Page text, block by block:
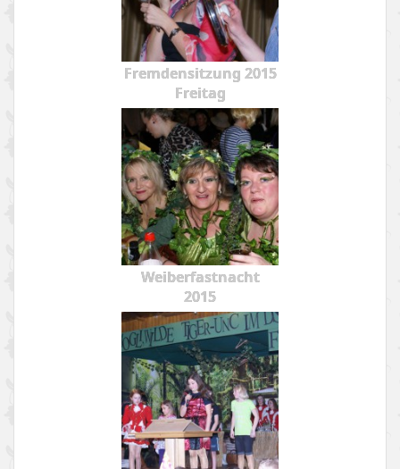
Fremdensitzung 2015
Freitag
Weiberfastnacht
2015